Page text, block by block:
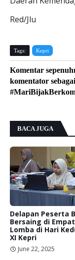
Red/Jlu
Tags: Kepri
Komentar
komentator
BACA JUGA
Delapan Peserta
Bersaing di
Lomba di Hari
XI Kepri
June 22, 2025